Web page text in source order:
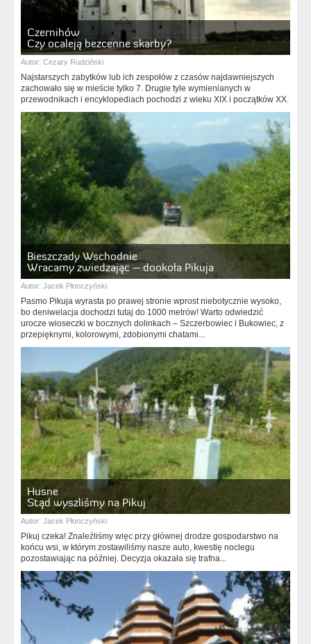
Czernihów
Czy ocaleją bezcenne skarby?
Autor: Cezary Rudziński
Najstarszych zabytków lub ich zespołów z czasów najdawniejszych
zachowało się w mieście tylko 7. Drugie tyle wymienianych w
przewodnikach i encyklopediach pochodzi z wieku XIX i początków XX.
Bieszczady Wschodnie
Wracamy zwiedzając – dookoła Pikuja
Autor: Jacek Płonczyński
Pasmo Pikuja wyrasta po prawej stronie wprost niebotycznie wysoko,
bo deniwelacja dochodzi tutaj do 1000 metrów! Warto odwiedzić
urocze wioseczki w bocznych dolinkach – Szczerbowiec i Bukowiec, z
przepięknymi, kolorowymi, zdobionymi chatami...
Husne
Stąd wyszliśmy na Pikuj
Autor: Jacek Płonczyński
Pikuj czeka! Znaleźliśmy więc przy głównej drodze gospodarstwo na
końcu wsi, w którym zostawiliśmy nasze auto, kwestię noclegu
pozostawiając na później. Decyzja okazała się trafna...